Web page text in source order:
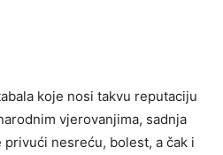
koje nosi takvu reputaciju
vjerovanjima, sadnja
nesreću, bolest, a čak i